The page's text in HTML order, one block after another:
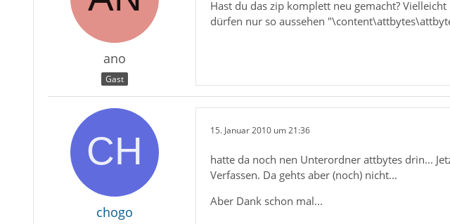
ano
Gast
Hast du das zip komplett neu gemacht?
dürfen nur so aussehen
chogo
15. Januar 2010 um 21:36
hatte da noch nen Unterordner attbytes drin...
Verfassen. Da gehts aber (noch) nicht...
Aber Dank schon mal...